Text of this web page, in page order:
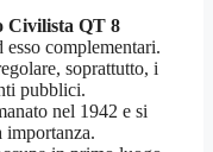
Civilista QT 8
complementari.
soprattutto, i
pubblici.
nel 1942 e si
importanza.